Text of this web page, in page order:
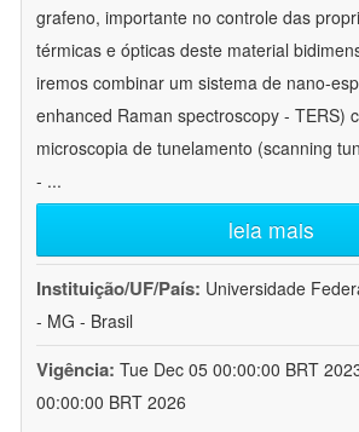
grafeno, importante no controle das
térmicas e ópticas deste material
iremos combinar um sistema de nano-
enhanced Raman spectroscopy - TERS)
microscopia de tunelamento (scanning
- ...
leia mais
Instituição/UF/País: Universidade
- MG - Brasil
Vigência: Tue Dec 05 00:00:00 BRT
00:00:00 BRT 2026